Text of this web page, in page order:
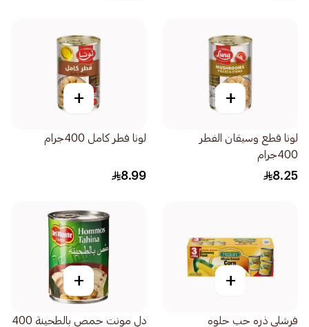
+
لونا قطع وسيقان الفطر
400جرام
8.25
+
لونا فطر كامل 400جرام
8.99
+
فرشلي ذره حب حلوه
+
دل مونت حمص بالطحينة 400